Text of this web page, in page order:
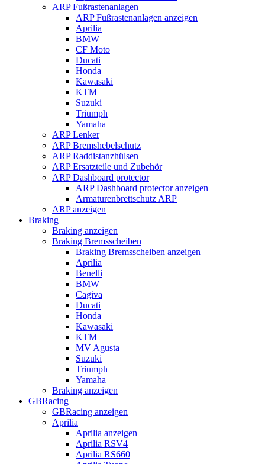
ARP Fußrastenanlagen
ARP Fußrastenanlagen anzeigen
Aprilia
BMW
CF Moto
Ducati
Honda
Kawasaki
KTM
Suzuki
Triumph
Yamaha
ARP Lenker
ARP Bremshebelschutz
ARP Raddistanzhülsen
ARP Ersatzteile und Zubehör
ARP Dashboard protector
ARP Dashboard protector anzeigen
Armaturenbrettschutz ARP
ARP anzeigen
Braking
Braking anzeigen
Braking Bremsscheiben
Braking Bremsscheiben anzeigen
Aprilia
Benelli
BMW
Cagiva
Ducati
Honda
Kawasaki
KTM
MV Agusta
Suzuki
Triumph
Yamaha
Braking anzeigen
GBRacing
GBRacing anzeigen
Aprilia
Aprilia anzeigen
Aprilia RSV4
Aprilia RS660